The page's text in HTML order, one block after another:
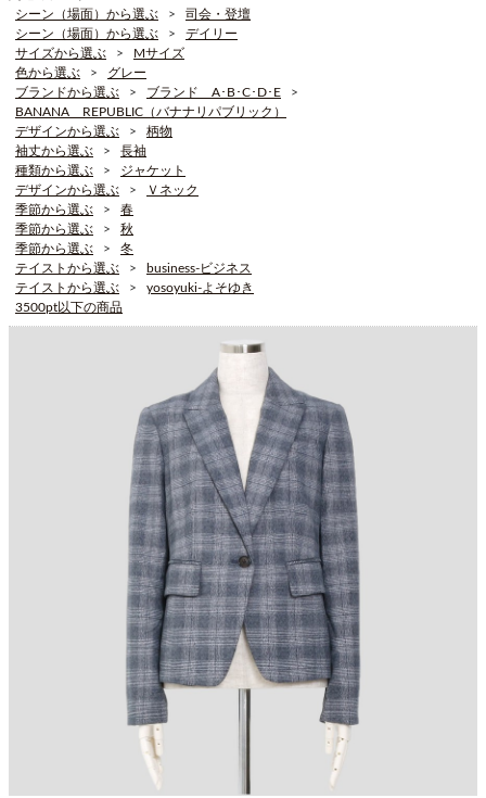
シーン（場面）から選ぶ
司会・登壇
シーン（場面）から選ぶ
デイリー
サイズから選ぶ
Mサイズ
色から選ぶ
グレー
ブランドから選ぶ
ブランド A･B･C･D･E
BANANA REPUBLIC（バナナリパブリック）
デザインから選ぶ
柄物
袖丈から選ぶ
長袖
種類から選ぶ
ジャケット
デザインから選ぶ
Ｖネック
季節から選ぶ
春
季節から選ぶ
秋
季節から選ぶ
冬
テイストから選ぶ
business-ビジネス
テイストから選ぶ
yosoyuki-よそゆき
3500pt以下の商品